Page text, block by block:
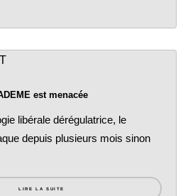
est menacée
libérale dérégulatrice, le
depuis plusieurs mois sinon
LIRE LA SUITE